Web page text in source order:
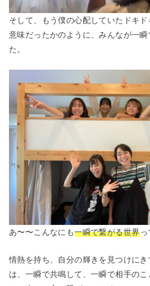
そして、もう僕の心配していたドキ
意味だったかのように、みんなが一瞬
た。
あ〜〜こんなにも一瞬で繋がる世界っ
情熱を持ち、自分の輝きを見つけにき
は、一瞬で共鳴して、一瞬で相手のこ